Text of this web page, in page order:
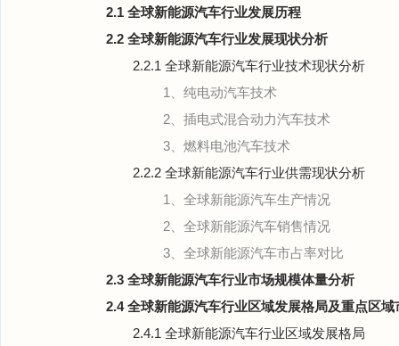
2.1 全球新能源汽车行业发展历程
2.2 全球新能源汽车行业发展现状分析
2.2.1 全球新能源汽车行业技术现状分析
1、纯电动汽车技术
2、插电式混合动力汽车技术
3、燃料电池汽车技术
2.2.2 全球新能源汽车行业供需现状分析
1、全球新能源汽车生产情况
2、全球新能源汽车销售情况
3、全球新能源汽车市占率对比
2.3 全球新能源汽车行业市场规模体量分析
2.4 全球新能源汽车行业区域发展格局及重点区域
2.4.1 全球新能源汽车行业区域发展格局